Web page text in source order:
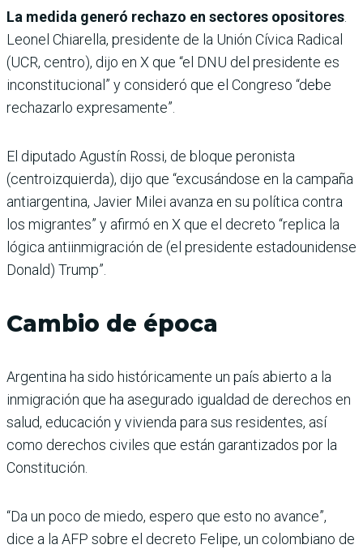
La medida generó rechazo en sectores opositores
Leonel Chiarella, presidente de la Unión Cívica Radical
(UCR, centro), dijo en X que “el DNU del presidente es
inconstitucional” y consideró que el Congreso “debe
rechazarlo expresamente”.
El diputado Agustín Rossi, de bloque peronista
(centroizquierda), dijo que “excusándose en la campaña
antiargentina, Javier Milei avanza en su política contra
los migrantes” y afirmó en X que el decreto “replica la
lógica antiinmigración de (el presidente estadounidense
Donald) Trump”.
Cambio de época
Argentina ha sido históricamente un país abierto a la
inmigración que ha asegurado igualdad de derechos en
salud, educación y vivienda para sus residentes, así
como derechos civiles que están garantizados por la
Constitución.
“Da un poco de miedo, espero que esto no avance”,
dice a la AFP sobre el decreto Felipe, un colombiano de